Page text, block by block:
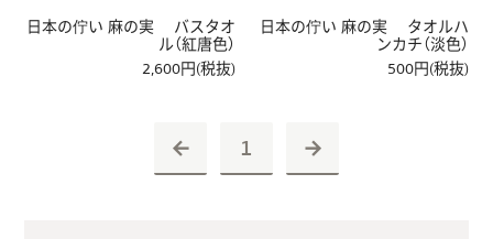
日本の佇い 麻の実 バスタオ
ル（紅唐色）
2,600円(税抜)
日本の佇い 麻の実 タオルハ
ンカチ（淡色）
500円(税抜)
← 1 →